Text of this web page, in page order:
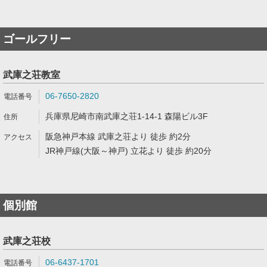
ゴールフリー
武庫之荘教室
06-7650-2820
兵庫県尼崎市南武庫之荘1-14-1 森陽ビル3F
阪急神戸本線 武庫之荘より 徒歩 約2分
JR神戸線(大阪～神戸) 立花より 徒歩 約20分
個別館
武庫之荘校
06-6437-1701